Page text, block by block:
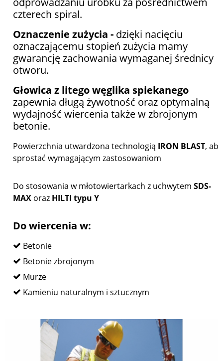
czterech spiral.
Oznaczenie zużycia - dzięki nacięciu
oznaczającemu stopień zużycia mamy
gwarancję zachowania wymaganej średnicy
otworu.
Głowica z litego węglika spiekanego
zapewnia długą żywotność oraz optymalną
wydajność wiercenia także w zbrojonym
betonie.
Powierzchnia utwardzona technologią IRON BLAST, aby
sprostać wymagającym zastosowaniom
Do stosowania w młotowiertarkach z uchwytem SDS-
MAX oraz HILTI typu Y
Do wiercenia w:
Betonie
Betonie zbrojonym
Murze
Kamieniu naturalnym i sztucznym